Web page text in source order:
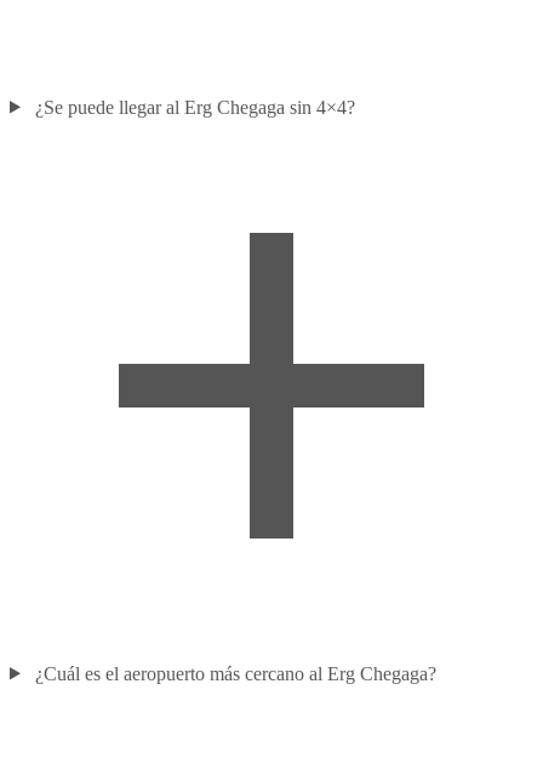
¿Se puede llegar al Erg Chegaga sin 4×4?
¿Cuál es el aeropuerto más cercano al Erg Chegaga?